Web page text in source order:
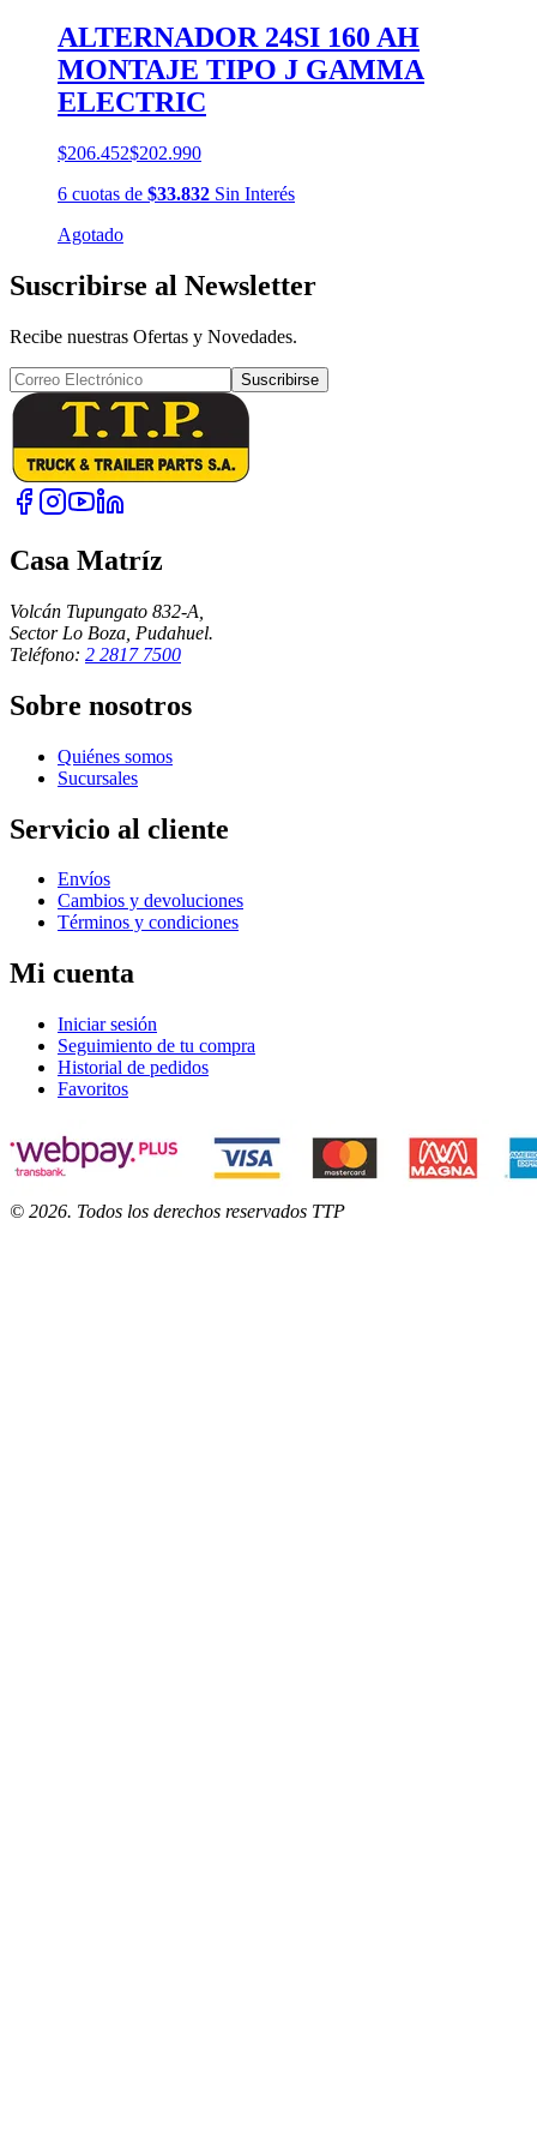
ALTERNADOR 24SI 160 AH
MONTAJE TIPO J GAMMA
ELECTRIC
$206.452$202.990
6 cuotas de $33.832 Sin Interés
Agotado
Suscribirse al Newsletter
Recibe nuestras Ofertas y Novedades.
Suscribirse
Casa Matríz
Volcán Tupungato 832-A,
Sector Lo Boza, Pudahuel.
Teléfono: 2 2817 7500
Sobre nosotros
Quiénes somos
Sucursales
Servicio al cliente
Envíos
Cambios y devoluciones
Términos y condiciones
Mi cuenta
Iniciar sesión
Seguimiento de tu compra
Historial de pedidos
Favoritos
© 2026. Todos los derechos reservados TTP